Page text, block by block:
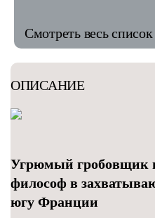
Смотреть весь список
ОПИСАНИЕ
Угрюмый гробовщик
философ в
югу Франции